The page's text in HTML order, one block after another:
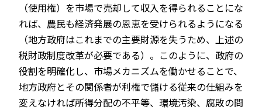
（使用権）を市場で売却して収入を得られることにな
れば、農民も経済発展の恩恵を受けられるようになる
（地方政府はこれまでの主要財源を失うため、上述の
税財政制度改革が必要である）。このように、政府の
役割を明確化し、市場メカニズムを働かせることで、
地方政府とその関係者が利権で儲ける従来の仕組みを
変えなければ所得分配の不平等、環境汚染、腐敗の問